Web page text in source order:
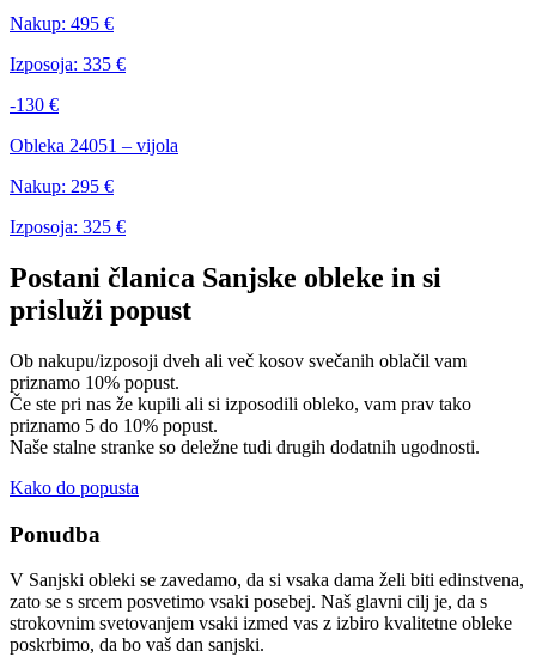
Nakup: 495 €
Izposoja: 335 €
-130 €
Obleka 24051 – vijola
Nakup: 295 €
Izposoja: 325 €
Postani članica Sanjske obleke in si
prisluži popust
Ob nakupu/izposoji dveh ali več kosov svečanih oblačil vam
priznamo 10% popust.
Če ste pri nas že kupili ali si izposodili obleko, vam prav tako
priznamo 5 do 10% popust.
Naše stalne stranke so deležne tudi drugih dodatnih ugodnosti.
Kako do popusta
Ponudba
V Sanjski obleki se zavedamo, da si vsaka dama želi biti edinstvena,
zato se s srcem posvetimo vsaki posebej. Naš glavni cilj je, da s
strokovnim svetovanjem vsaki izmed vas z izbiro kvalitetne obleke
poskrbimo, da bo vaš dan sanjski.